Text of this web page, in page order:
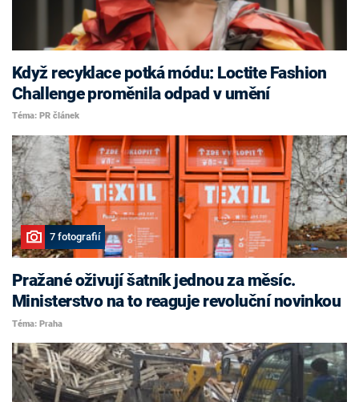
Když recyklace potká módu: Loctite Fashion
Challenge proměnila odpad v umění
Téma: PR článek
7 fotografií
Pražané oživují šatník jednou za měsíc.
Ministerstvo na to reaguje revoluční novinkou
Téma: Praha